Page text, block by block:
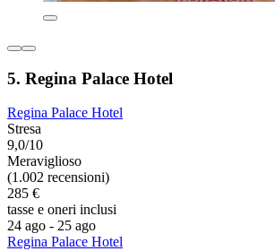
5. Regina Palace Hotel
Regina Palace Hotel
Stresa
9,0/10
Meraviglioso
(1.002 recensioni)
285 €
tasse e oneri inclusi
24 ago - 25 ago
Regina Palace Hotel